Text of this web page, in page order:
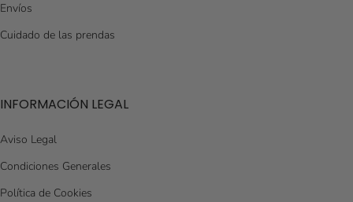
Envíos
Cuidado de las prendas
INFORMACIÓN LEGAL
Aviso Legal
Condiciones Generales
Política de Cookies